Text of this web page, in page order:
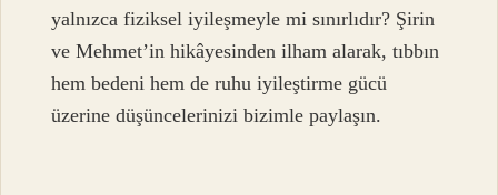
yalnızca fiziksel iyileşmeyle mi sınırlıdır? Şirin
ve Mehmet’in hikâyesinden ilham alarak, tıbbın
hem bedeni hem de ruhu iyileştirme gücü
üzerine düşüncelerinizi bizimle paylaşın.